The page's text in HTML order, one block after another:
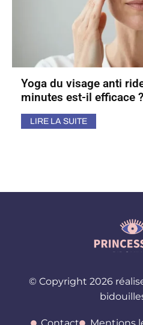
Yoga du visage anti
minutes est-il efficace ?
LIRE LA SUITE
© Copyright 2026